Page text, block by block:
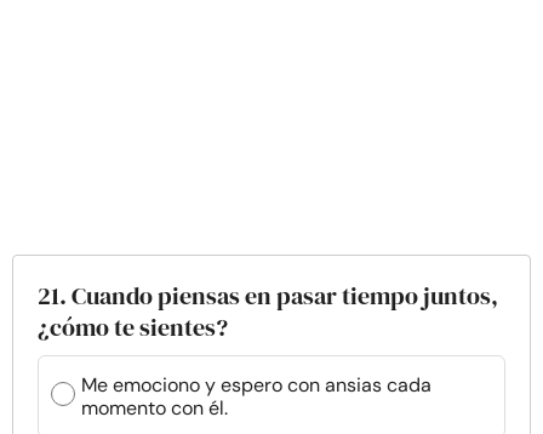
21. Cuando piensas en pasar tiempo juntos,
¿cómo te sientes?
Me emociono y espero con ansias cada
momento con él.